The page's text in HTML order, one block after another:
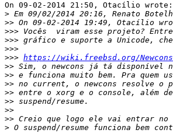
On 09-02-2014 21:50, Otacílio wrote:
>
>>
>>>
>>>
>>>
>>> https://wiki.freebsd.org/Newcons
>>
>>
>>
>>
>>
>>
>>
>